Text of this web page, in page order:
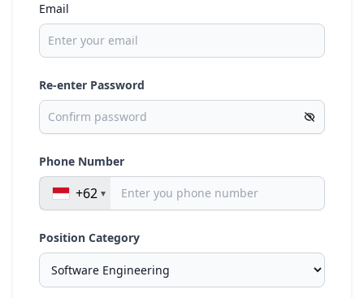
Email
Re-enter Password
Phone Number
+62
Position Category